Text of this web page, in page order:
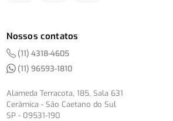
Nossos contatos
(11) 4318-4605
(11) 96593-1810
Alameda Terracota, 185, Sala 631
Cerâmica - São Caetano do Sul
SP - 09531-190